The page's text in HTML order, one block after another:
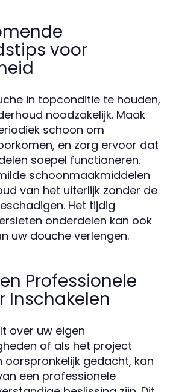
voor
in topconditie te houden,
noodzakelijk. Maak
schoon om
en zorg ervoor dat
soepel functioneren.
schoonmaakmiddelen
van het uiterlijk zonder de
Het tijdig
onderdelen kan ook
uw douche verlengen.
Professionele
Inschakelen
over uw eigen
of als het project
oorspronkelijk gedacht, kan
een professionele